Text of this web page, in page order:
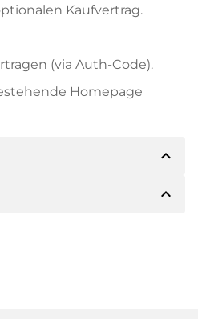
Kaufvertrag.
(via Auth-Code).
Homepage
expand_less
Inhaber wird Ihnen
expand_less